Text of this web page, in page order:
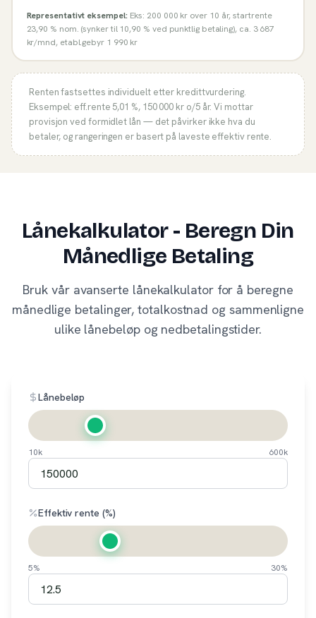
Representativt eksempel: Eks: 200 000 kr over 10 år, startrente
23,90 % nom. (synker til 10,90 % ved punktlig betaling), ca. 3 687
kr/mnd, etabl.gebyr 1 990 kr
Renten fastsettes individuelt etter kredittvurdering.
Eksempel: eff.rente 5,01 %, 150 000 kr o/5år. Vi mottar
provisjon ved formidlet lån — det påvirker ikke hva du
betaler, og rangeringen er basert på laveste effektiv rente.
Lånekalkulator - Beregn Din
Månedlige Betaling
Bruk vår avanserte lånekalkulator for å beregne
månedlige betalinger, totalkostnad og sammenligne
ulike lånebeløp og nedbetalingstider.
Lånebeløp
10k 600k
Effektiv rente (%)
5% 30%